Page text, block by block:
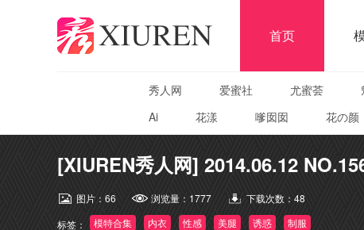
首页
秀人网 爱蜜社 尤蜜荟
Ai
花漾 嗲囡囡 花の颜
[XIUREN秀人网] 2014.06.12
图片： 66 浏览量： 1777 下载次数： 48
标签：
模特合集 内衣 性感 美腿 诱惑 制服